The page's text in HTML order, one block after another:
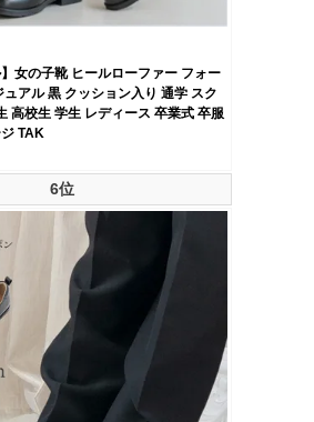
】女の子靴 ヒールローファー フォー
アル 黒 クッション入り 通学 スク
高校生 学生 レディース 卒業式 卒服
TAK
6位